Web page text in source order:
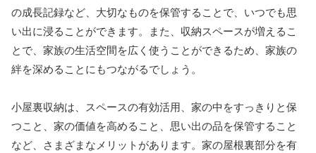
の成長記録など、大切なものを保管することで、いつでも思
い出に浸ることができます。また、収納スペースが増えるこ
とで、家族の生活空間を広く使うことができるため、家族の
絆を深めることにもつながるでしょう。
小屋裏収納は、スペースの有効活用、家の中をすっきりと保
つこと、家の価値を高めること、思い出の品を保管すること
など、さまざまなメリットがあります。家の屋根裏部分を有